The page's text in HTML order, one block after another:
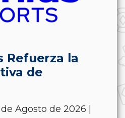
Refuerza la
de
Agosto de 2026 |